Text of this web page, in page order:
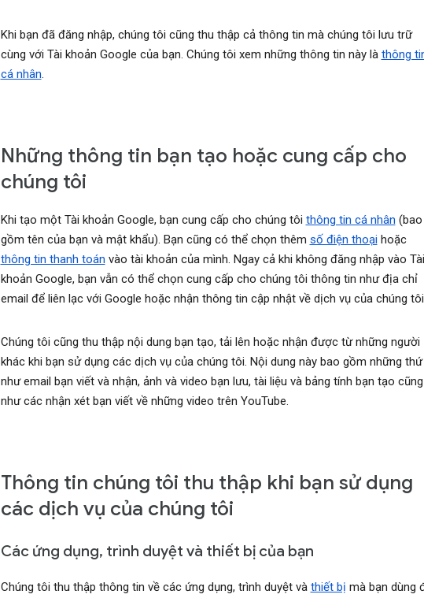
Khi bạn đã đăng nhập, chúng tôi cũng thu thập cả thông tin mà chúng tôi lưu trữ
cùng với Tài khoản Google của bạn. Chúng tôi xem những thông tin này là thông
cá nhân.
Những thông tin bạn tạo hoặc cung cấp cho
chúng tôi
Khi tạo một Tài khoản Google, bạn cung cấp cho chúng tôi thông tin cá nhân (bao
gồm tên của bạn và mật khẩu). Bạn cũng có thể chọn thêm số điện thoại hoặc
thông tin thanh toán vào tài khoản của mình. Ngay cả khi không đăng nhập vào Tài
khoản Google, bạn vẫn có thể chọn cung cấp cho chúng tôi thông tin như địa chỉ
email để liên lạc với Google hoặc nhận thông tin cập nhật về dịch vụ của chúng
Chúng tôi cũng thu thập nội dung bạn tạo, tải lên hoặc nhận được từ những người
khác khi bạn sử dụng các dịch vụ của chúng tôi. Nội dung này bao gồm những thứ
như email bạn viết và nhận, ảnh và video bạn lưu, tài liệu và bảng tính bạn tạo cũng
như các nhận xét bạn viết về những video trên YouTube.
Thông tin chúng tôi thu thập khi bạn sử dụng
các dịch vụ của chúng tôi
Các ứng dụng, trình duyệt và thiết bị của bạn
Chúng tôi thu thập thông tin về các ứng dụng, trình duyệt và thiết bị mà bạn dùng